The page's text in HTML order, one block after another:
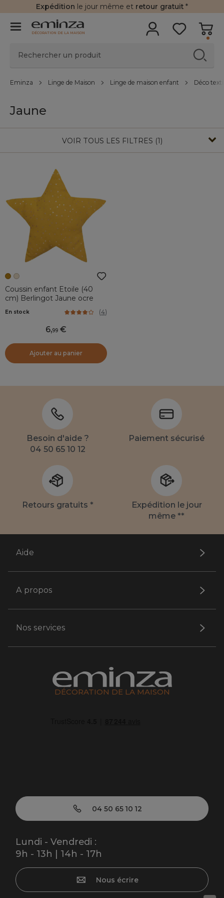
Expédition le jour même et retour gratuit *
DÉCORATION DE LA MAISON
Eminza Linge de Maison Linge de maison enfant Déco
Jaune
VOIR TOUS LES FILTRES (1)
Coussin enfant Etoile (40
cm) Berlingot Jaune ocre
En stock (4)
6,99
Ajouter au panier
Besoin d'aide ?
04 50 65 10 12
Paiement sécurisé
Retours gratuits *
Expédition le jour
même **
Aide
A propos
Nos services
DÉCORATION DE LA MAISON
04 50 65 10 12
Lundi - Vendredi :
9h - 13h | 14h - 17h
Nous écrire